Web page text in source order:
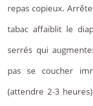
repas copieux.
tabac affaiblit le
serrés qui
pas se coucher
(attendre 2-3